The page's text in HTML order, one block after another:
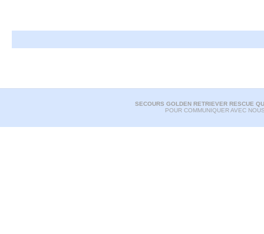
SECOURS GOLDEN RETRIEVER RESCUE
POUR COMMUNIQUER AVEC